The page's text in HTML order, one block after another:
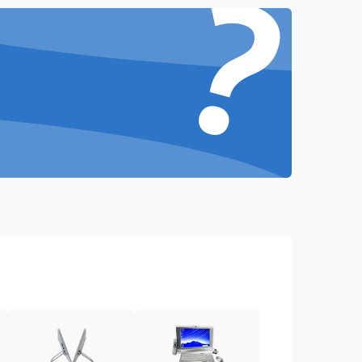
Подробнее →
Подробнее →
Подробнее →
2000 ₽ Подробнее →
?